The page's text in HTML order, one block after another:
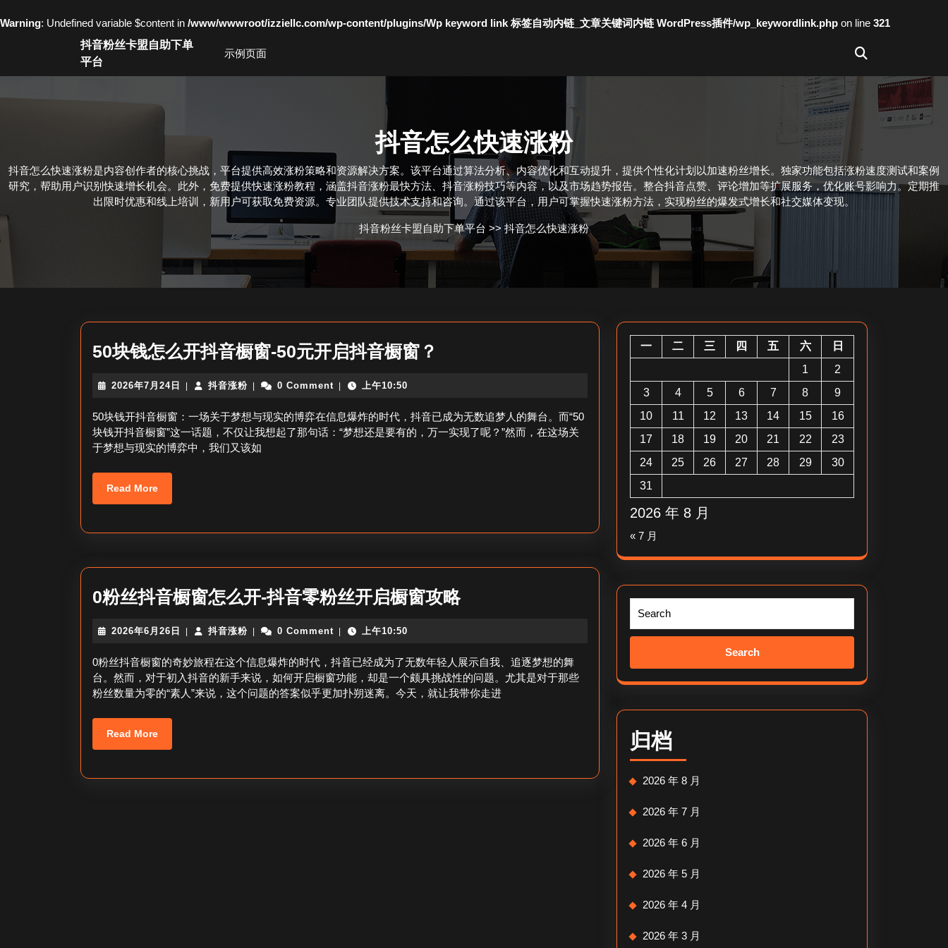
Warning: Undefined variable $content in /www/wwwroot/izziellc.com/wp-content/plugins/Wp keyword link 标签自动内链_文章关键词内链 WordPress插件/wp_keywordlink.php on line 321
抖音粉丝卡盟自助下单
平台
示例页面
抖音怎么快速涨粉
抖音怎么快速涨粉是内容创作者的核心挑战，平台提供高效涨粉策略和资源解决方案。该平台通过算法分析、内容优化和互动提升，提供个性化计划以加速粉丝增长。独家功能包括涨粉速度测试和案例
研究，帮助用户识别快速增长机会。此外，免费提供快速涨粉教程，涵盖抖音涨粉最快方法、抖音涨粉技巧等内容，以及市场趋势报告。整合抖音点赞、评论增加等扩展服务，优化账号影响力。定期推
出限时优惠和线上培训，新用户可获取免费资源。专业团队提供技术支持和咨询。通过该平台，用户可掌握快速涨粉方法，实现粉丝的爆发式增长和社交媒体变现。
抖音粉丝卡盟自助下单平台 >> 抖音怎么快速涨粉
50块钱怎么开抖音橱窗-50元开启抖音橱窗？
怎
么
元
开
启
橱
窗？
2026年7月24日
2026
日
抖音涨粉抖
涨
粉
0 Comment 上午10:50
50块钱开抖音橱窗：一场关于梦想与现实的博弈在信息爆炸的时代，抖音已成为无数追梦人的舞台。而“50
块钱开抖音橱窗”这一话题，不仅让我想起了那句话：“梦想还是要有的，万一实现了呢？”然而，在这场关
于梦想与现实的博弈中，我们又该如
Read MoreRead
More
0粉丝抖音橱窗怎么开-抖音零粉丝开启橱窗攻略0
抖
音
橱
2026年6月26日
2026
6
月
26
日
抖音涨粉抖
涨
粉
0 Comment 上午10:50
0粉丝抖音橱窗的奇妙旅程在这个信息爆炸的时代，抖音已经成为了无数年轻人展示自我、追逐梦想的舞
台。然而，对于初入抖音的新手来说，如何开启橱窗功能，却是一个颇具挑战性的问题。尤其是对于那些
粉丝数量为零的“素人”来说，这个问题的答案似乎更加扑朔迷离。今天，就让我带你走进
Read MoreRead
More
2026 年 8 月
一 二 三 四 五 六
日
1
2
3
4 5 6 7 8
9
10
11 12 13 14 15
16
17
18 19 20 21 22
23
24
25 26 27 28 29
30
31
« 7 月
Search
归档
2026 年 8 月
2026 年 7 月
2026 年 6 月
2026 年 5 月
2026 年 4 月
2026 年 3 月